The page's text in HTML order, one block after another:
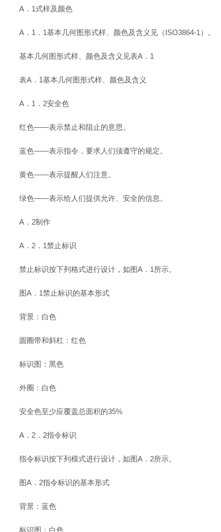
A．1式样及颜色
A．1．1基本几何图形式样、颜色及含义见（ISO3864-1）。
基本几何图形式样、颜色及含义见表A．1
表A．1基本几何图形式样、颜色及含义
A．1．2安全色
红色——表示禁止和阻止的意思。
蓝色——表示指令，要求人们须遵守的规定。
黄色——表示提醒人们注意。
绿色——表示给人们提供允许、安全的信息。
A．2制作
A．2．1禁止标识
禁止标识按下列格式进行设计，如图A．1所示。
图A．1禁止标识的基本形式
背景：白色
圆圈带和斜杠：红色
标识图：黑色
外圈：白色
安全色至少应覆盖总面积的35%
A．2．2指令标识
指令标识按下列模式进行设计，如图A．2所示。
图A．2指令标识的基本形式
背景：蓝色
标识图：白色